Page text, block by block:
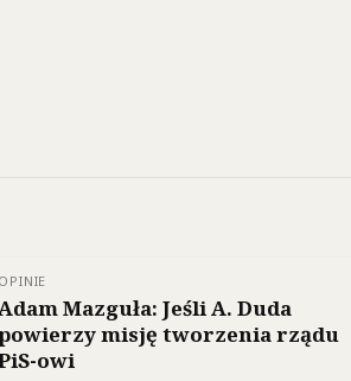
OPINIE
Mazguła: Jeśli A. Duda
misję tworzenia rządu
owi